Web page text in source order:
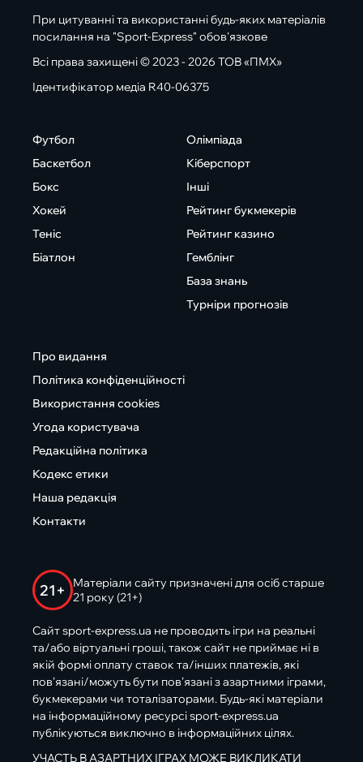
При цитуванні та використанні будь-яких матеріалів
посилання на "Sport-Express" обов'язкове
Всі права захищені © 2023 - 2026 ТОВ «ПМХ»
Ідентифікатор медіа R40-06375
Футбол
Баскетбол
Бокс
Хокей
Теніс
Біатлон
Олімпіада
Кіберспорт
Інші
Рейтинг букмекерів
Рейтинг казино
Гемблінг
База знань
Турніри прогнозів
Про видання
Політика конфіденційності
Використання cookies
Угода користувача
Редакційна політика
Кодекс етики
Наша редакція
Контакти
21+
Матеріали сайту призначені для осіб старше
21 року (21+)
Сайт sport-express.ua не проводить ігри на реальні
та/або віртуальні гроші, також сайт не приймає ні в
якій формі оплату ставок та/інших платежів, які
пов’язані/можуть бути пов’язані з азартними іграми,
букмекерами чи тоталізаторами. Будь-які матеріали
на інформаційному ресурсі sport-express.ua
публікуються виключно в інформаційних цілях.
УЧАСТЬ В АЗАРТНИХ ІГРАХ МОЖЕ ВИКЛИКАТИ